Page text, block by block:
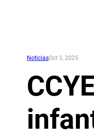
NoticiasOct 3, 2025